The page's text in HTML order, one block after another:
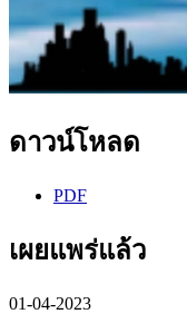
ดาวน์โหลด
PDF
เผยแพร่แล้ว
01-04-2023